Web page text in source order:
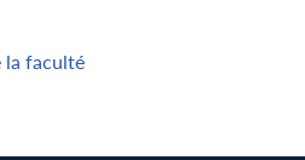
la faculté